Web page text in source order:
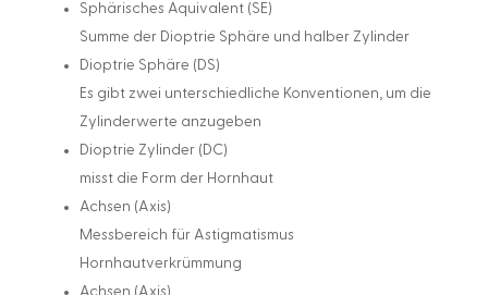
Sphärisches Äquivalent (SE)
Summe der Dioptrie Sphäre und halber Zylinder
Dioptrie Sphäre (DS)
Es gibt zwei unterschiedliche Konventionen, um die
Zylinderwerte anzugeben
Dioptrie Zylinder (DC)
misst die Form der Hornhaut
Achsen (Axis)
Messbereich für Astigmatismus
Hornhautverkrümmung